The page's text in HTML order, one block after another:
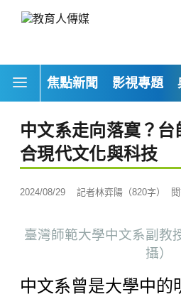
焦點新聞 影視專題
中文系走向落寞？
合現代文化與科技
2024/08/29 記者林弈陽（820字）
臺灣師範大學中文系副教
攝）
中文系曾是大學中的